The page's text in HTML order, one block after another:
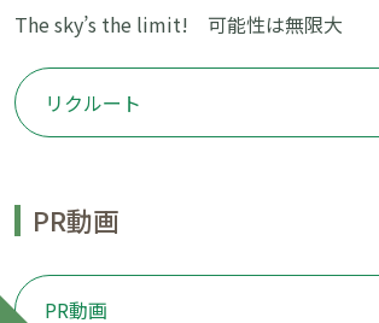
The sky’s the limit! 可能性は無限大
リクルート
PR動画
PR動画